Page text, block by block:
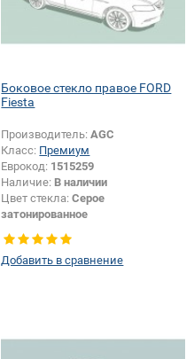
Боковое стекло правое FORD
Fiesta
Производитель:AGC
Класс: Премиум
Еврокод: 1515259
Наличие: В наличии
Цвет стекла:Серое
затонированное
Тип стекла:Боковое стекло
правое
Добавить в сравнение